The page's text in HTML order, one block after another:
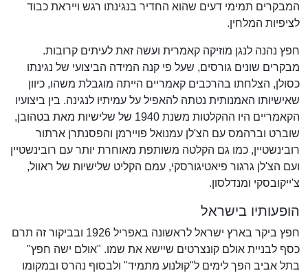
המבקרים תמימי דעים שהוא החדיר בנגינתו רגש וייראת כבוד
לציפיות המלחין.
חפץ נהנה לנגן מוזיקה קאמרית ועשה זאת לעיתים קרובות.
מבקרים שונים גורסים, שעל פי קנה המידה הביצועי של נגינתו
כסולן, הצלחתו בהרכבים קאמריים הייתה מוגבלת משהו, כיוון
שאישיותו האמנותית נטתה להאפיל על עמיתיו לנגינה. בין ביצועיו
הקאמריים היו ההקלטות משנת 1940 של שלישיות מאת בטהובן,
שוברט וברהמס עם הצ'לן עמנואל פויירמן והפסנתרן ארתור
רובינשטיין, כמו גם הקלטה משותפת מאוחרת יותר עם רובינשטיין
ועם הצ'לן גרגור פיאטיגורסקי, עמם הקליט שלישיות של ראוול,
צ'ייקובסקי ומנדלסון.
הופעותיו בישראל
חפץ ביקר בארץ ישראל לראשונה באפריל 1926 ובביקור זה תרם
כסף לבניית אולם קונצרטים שיישא את שמו. "אולם ישה חפץ"
בתל אביב הפך לימים ל"קולנוע מתמיד" ולבסוף נהרס ובמקומו